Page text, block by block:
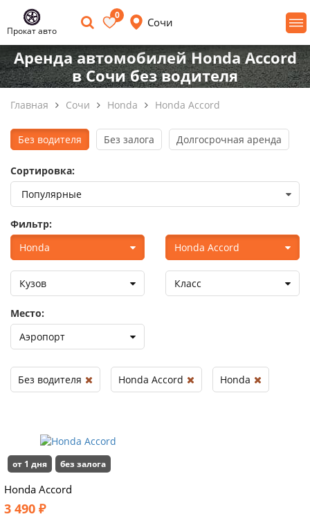
Прокат авто
0
Сочи
Аренда автомобилей Honda Accord
в Сочи без водителя
Главная Сочи Honda Honda Accord
от 1 дня без залога
Honda Accord
3 490 ₽
Без водителя Без залога Долгосрочная аренда
Сортировка:
Фильтр:
Honda
Honda Accord
Кузов Класс
Место:
Аэропорт
Без водителя Honda Accord Honda